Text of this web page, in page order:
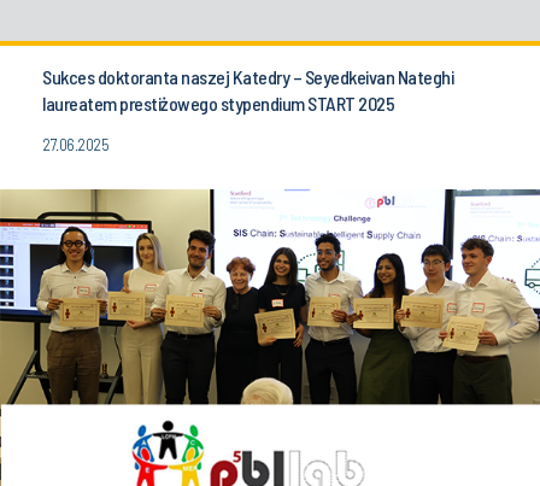
Sukces doktoranta naszej Katedry – Seyedkeivan Nateghi
laureatem prestiżowego stypendium START 2025
27.06.2025